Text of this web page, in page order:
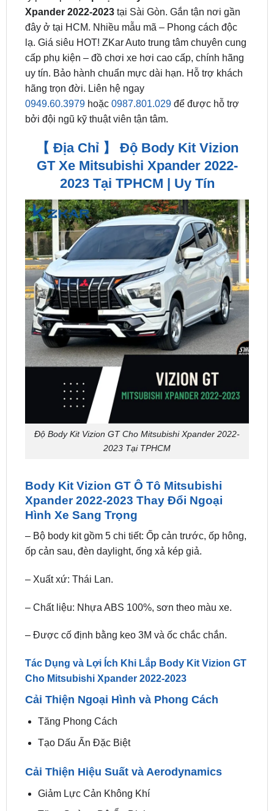
lạ. Giá siêu HOT! ZKar Auto trung tâm chuyên cung
cấp phụ kiện – đồ chơi xe hơi cao cấp, chính hãng
uy tín. Bảo hành chuẩn mực dài hạn. Hỗ trợ khách
hãng trọn đời. Liên hệ ngay
0949.60.3979hoặc0987.801.029để được hỗ trợ
bởi đội ngũ kỹ thuật viên tận tâm.
【 Địa Chỉ 】 Độ Body Kit Vizion
2023 Tại TPHCM | Uy Tín
Độ Body Kit Vizion GT Cho Mitsubishi Xpander 2022-
2023 Tại TPHCM
Body Kit Vizion GT Ô Tô Mitsubishi
Hình Xe Sang Trọng
– Bộ body kit gồm 5 chi tiết: Ốp cản trước, ốp hông,
ốp cản sau, đèn daylight, ống xả kép giả.
– Xuất xứ: Thái Lan.
– Chất liệu: Nhựa ABS 100%, sơn theo màu xe.
– Được cố định bằng keo 3M và ốc chắc chắn.
Tác Dụng và Lợi Ích Khi Lắp Body Kit Vizion GT
Cải Thiện Ngoại Hình và Phong Cách
Cải Thiện Hiệu Suất và Aerodynamics